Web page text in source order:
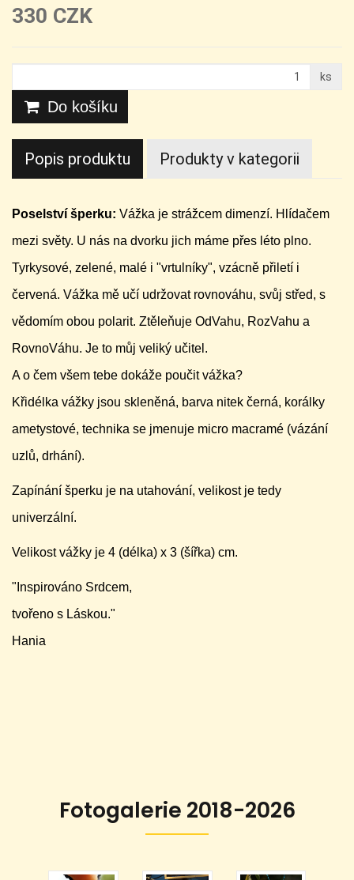
330 CZK
ks
Do košíku
Popis produktu Produkty v kategorii
Poselství šperku: Vážka je strážcem dimenzí. Hlídačem
mezi světy. U nás na dvorku jich máme přes léto plno.
Tyrkysové, zelené, malé i "vrtulníky", vzácně přiletí i
červená. Vážka mě učí udržovat rovnováhu, svůj střed, s
vědomím obou polarit. Ztěleňuje OdVahu, RozVahu a
RovnoVáhu. Je to můj veliký učitel.
A o čem všem tebe dokáže poučit vážka?
Křidélka vážky jsou skleněná, barva nitek černá, korálky
ametystové, technika se jmenuje micro macramé (vázání
uzlů, drhání).
Zapínání šperku je na utahování, velikost je tedy
univerzální.
Velikost vážky je 4 (délka) x 3 (šířka) cm.
"Inspirováno Srdcem,
tvořeno s Láskou."
Hania
Fotogalerie 2018-2026